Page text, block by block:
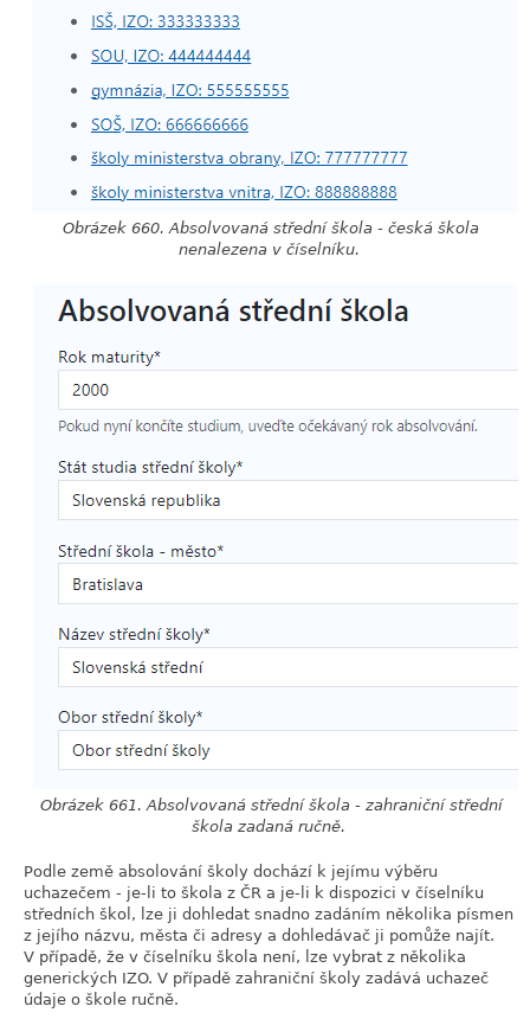
Obrázek 660. Absolvovaná střední škola - česká škola
nenalezena v číselníku.
Obrázek 661. Absolvovaná střední škola - zahraniční střední
škola zadaná ručně.
Podle země absolování školy dochází k jejímu výběru
uchazečem - je-li to škola z ČR a je-li k dispozici v číselníku
středních škol, lze ji dohledat snadno zadáním několika písmen
z jejího názvu, města či adresy a dohledávač ji pomůže najít.
V případě, že v číselníku škola není, lze vybrat z několika
generických IZO. V případě zahraniční školy zadává uchazeč
údaje o škole ručně.